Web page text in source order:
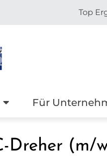
Top
Für
Dreher (m/